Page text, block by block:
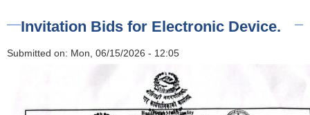
Invitation Bids for Electronic Device.
Submitted on: Mon, 06/15/2026 - 12:05